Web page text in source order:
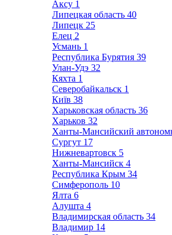
Аксу 1
Липецкая область 40
Липецк 25
Елец 2
Усмань 1
Республика Бурятия 39
Улан-Удэ 32
Кяхта 1
Северобайкальск 1
Київ 38
Харьковская область 36
Харьков 32
Ханты-Мансийский
Сургут 17
Нижневартовск 5
Ханты-Мансийск 4
Республика Крым 34
Симферополь 10
Ялта 6
Алушта 4
Владимирская область 34
Владимир 14